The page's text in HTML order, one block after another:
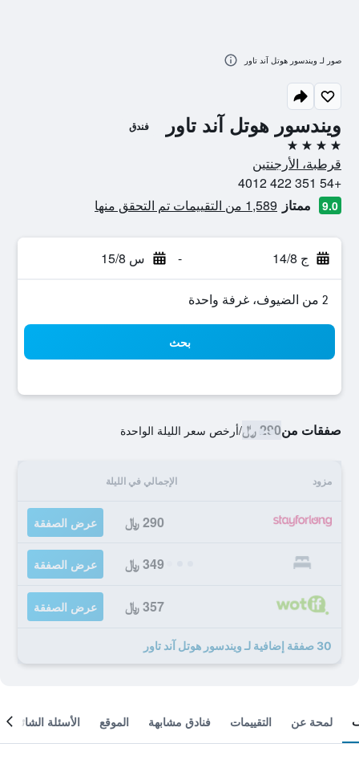
ويندسور هوتل آند تاور فندق
4 نجوم
قرطبة، الأرجنتين
+54 351 422 4012
9.0 ممتاز 1,589 من التقييمات تم التحقق منها
ج 14/8 - س 15/8
2 من الضيوف، غرفة واحدة
بحث
صفقات من290 ﷼ /أرخص سعر الليلة الواحدة
مزود الإجمالي في الليلة
290 ﷼ عرض الصفقة
349 ﷼ عرض الصفقة
357 ﷼ عرض الصفقة
30 صفقة إضافية لـ ويندسور هوتل آند تاور
صور لـ ويندسور هوتل آند تاور
لمحة عن التقييمات فنادق مشابهة الموقع الأسئلة الشائعة